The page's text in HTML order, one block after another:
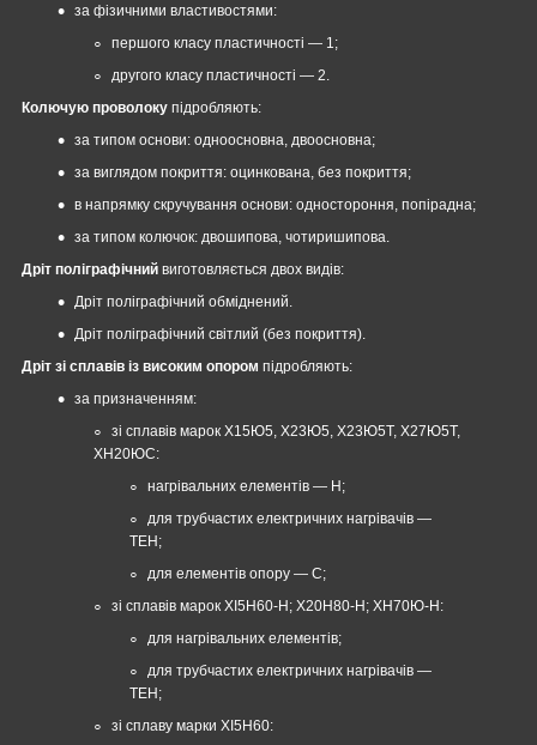
за фізичними властивостями:
першого класу пластичності — 1;
другого класу пластичності — 2.
Колючую проволоку підробляють:
за типом основи: одноосновна, двоосновна;
за виглядом покриття: оцинкована, без покриття;
в напрямку скручування основи: одностороння, попірадна;
за типом колючок: двошипова, чотиришипова.
Дріт поліграфічний виготовляється двох видів:
Дріт поліграфічний обміднений.
Дріт поліграфічний світлий (без покриття).
Дріт зі сплавів із високим опором підробляють:
за призначенням:
зі сплавів марок Х15Ю5, Х23Ю5, Х23Ю5Т, Х27Ю5Т,
ХН20ЮС:
нагрівальних елементів — Н;
для трубчастих електричних нагрівачів —
ТЕН;
для елементів опору — С;
зі сплавів марок XI5Н60-Н; Х20Н80-Н; ХН70Ю-Н:
для нагрівальних елементів;
для трубчастих електричних нагрівачів —
ТЕН;
зі сплаву марки XI5Н60: